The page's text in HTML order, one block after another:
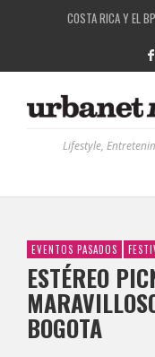
RUTAS NATURBANAS: EL
LA HISTORIA DETRÁS DE LA
RECORDANDO LA
Lifestyle,
EVENTOS PASADOS
ESTÉREO
BOGOTA